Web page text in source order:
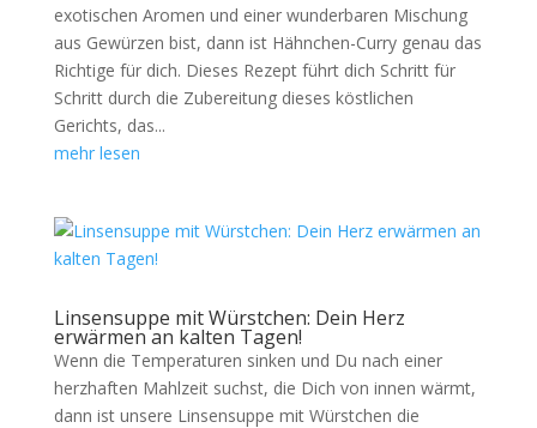
exotischen Aromen und einer wunderbaren Mischung
aus Gewürzen bist, dann ist Hähnchen-Curry genau das
Richtige für dich. Dieses Rezept führt dich Schritt für
Schritt durch die Zubereitung dieses köstlichen
Gerichts, das...
mehr lesen
Linsensuppe mit Würstchen: Dein Herz
erwärmen an kalten Tagen!
Wenn die Temperaturen sinken und Du nach einer
herzhaften Mahlzeit suchst, die Dich von innen wärmt,
dann ist unsere Linsensuppe mit Würstchen die